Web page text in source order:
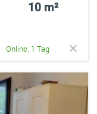
10 m²
Online: 1 Tag